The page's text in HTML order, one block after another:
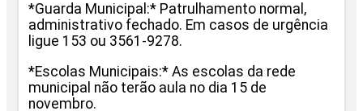
*Guarda Municipal:* Patrulhamento normal,
administrativo fechado. Em casos de urgência
ligue 153 ou 3561-9278.
*Escolas Municipais:* As escolas da rede
municipal não terão aula no dia 15 de
novembro.